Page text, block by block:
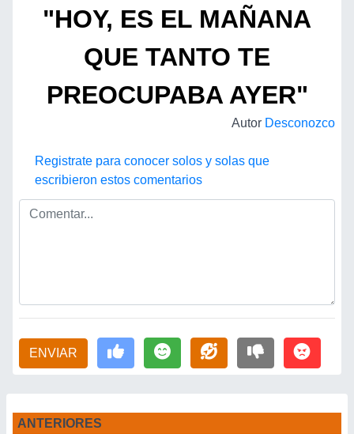
"HOY, ES EL MAÑANA
QUE TANTO TE
PREOCUPABA AYER"
Autor Desconozco
Registrate para conocer solos y solas que
escribieron estos comentarios
ENVIAR
ANTERIORES